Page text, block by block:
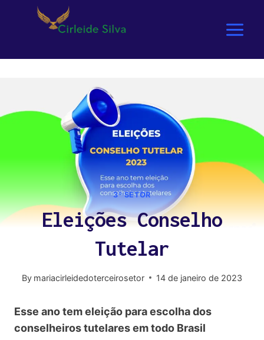
3º SETOR
Eleições Conselho
Tutelar
By mariacirleidedoterceirosetor 14 de janeiro de 2023
Esse ano tem eleição para escolha dos
conselheiros tutelares em todo Brasil